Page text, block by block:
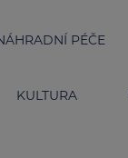
PÉČE
KULTURA